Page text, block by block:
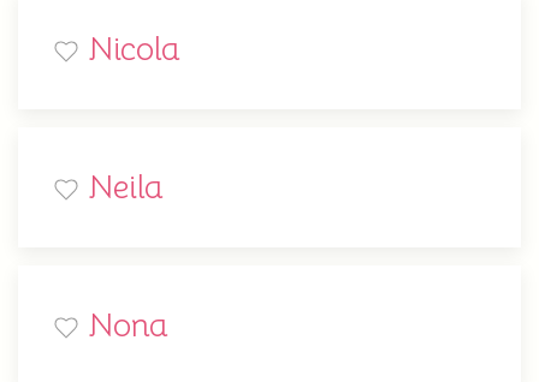
Nicola
Neila
Nona